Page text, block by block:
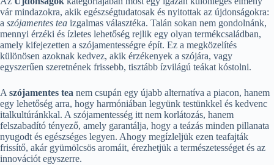
vár mindazokra, akik egészségtudatosak és nyitottak az újdonságokra:
a szójamentes tea izgalmas választéka. Talán sokan nem gondolnánk,
mennyi érzéki és ízletes lehetőség rejlik egy olyan termékcsaládban,
amely kifejezetten a szójamentességre épít. Ez a megközelítés
különösen azoknak kedvez, akik érzékenyek a szójára, vagy
egyszerűen szeretnének frissebb, tisztább ízvilágú teákat kóstolni.
A szójamentes tea nem csupán egy újabb alternatíva a piacon, hanem
egy lehetőség arra, hogy harmóniában legyünk testünkkel és kedvenc
italkultúránkkal. A szójamentesség itt nem korlátozás, hanem
felszabadító tényező, amely garantálja, hogy a teázás minden pillanata
nyugodt és egészséges legyen. Ahogy megízleljük ezen teafajták
frissítő, akár gyümölcsös aromáit, érezhetjük a természetességet és az
innovációt egyszerre.